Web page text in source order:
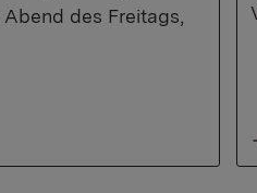
des Freitags,